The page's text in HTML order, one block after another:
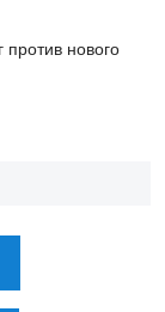
нового